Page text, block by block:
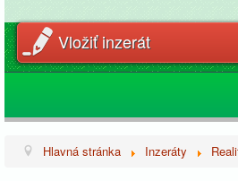
Vložiť inzerát
Hlavná stránka Inzeráty